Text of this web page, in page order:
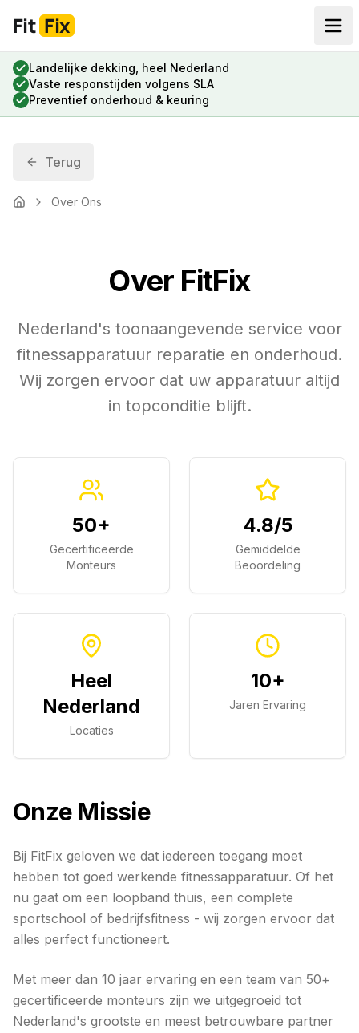
Fit Fix
Landelijke dekking, heel Nederland
Vaste responstijden volgens SLA
Preventief onderhoud & keuring
Terug
Home Over Ons
Over FitFix
Nederland's toonaangevende service voor
fitnessapparatuur reparatie en onderhoud.
Wij zorgen ervoor dat uw apparatuur altijd
in topconditie blijft.
50+
Gecertificeerde
Monteurs
4.8/5
Gemiddelde
Beoordeling
Heel
Nederland
Locaties
10+
Jaren Ervaring
Onze Missie
Bij FitFix geloven we dat iedereen toegang moet
hebben tot goed werkende fitnessapparatuur. Of het
nu gaat om een loopband thuis, een complete
sportschool of bedrijfsfitness - wij zorgen ervoor dat
alles perfect functioneert.
Met meer dan 10 jaar ervaring en een team van 50+
gecertificeerde monteurs zijn we uitgegroeid tot
Nederland's grootste en meest betrouwbare partner